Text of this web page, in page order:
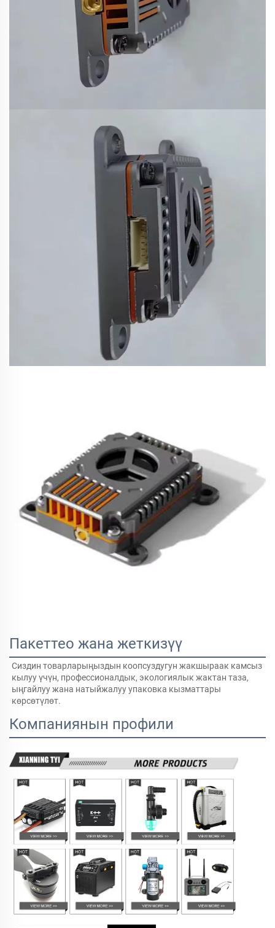
Пакеттео жана жеткизүү
Сиздин товарларыңыздын коопсуздугун жакшыраак камсыз
кылуу үчүн, профессионалдык, экологиялык жактан таза,
ыңгайлуу жана натыйжалуу упаковка кызматтары
көрсөтүлөт.
Компаниянын профили